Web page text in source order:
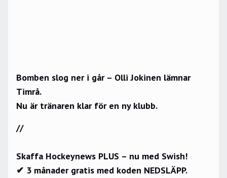
Bomben slog ner i går – Olli Jokinen lämnar
Timrå.
Nu är tränaren klar för en ny klubb.
//
Skaffa Hockeynews PLUS – nu med Swish!
✔ 3 månader gratis med koden NEDSLÄPP.